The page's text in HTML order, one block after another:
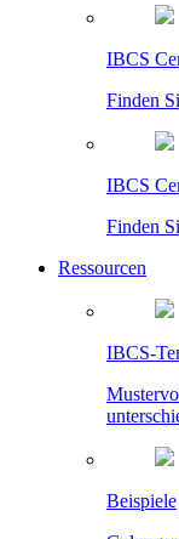
IBCS
Finden
IBCS
Finden
Ressourcen
IBCS-
Beispiele